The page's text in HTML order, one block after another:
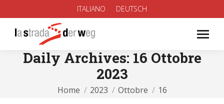
ITALIANO DEUTSCH
Daily Archives: 16 Ottobre
2023
You are here:
Home 2023 Ottobre 16